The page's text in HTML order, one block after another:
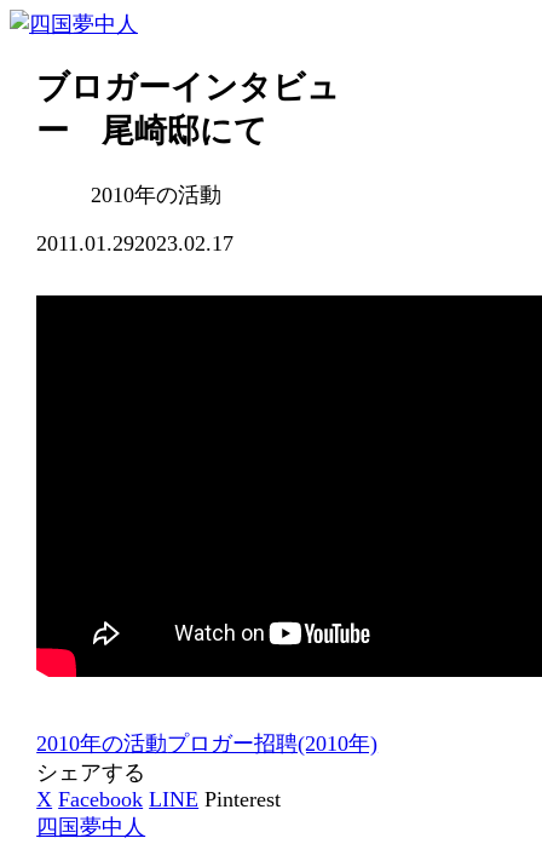
ブロガーインタビュ
ー 尾崎邸にて
2010年の活動
2011.01.292023.02.17
2010年の活動プロガー招聘(2010年)
シェアする
X Facebook LINE Pinterest
四国夢中人